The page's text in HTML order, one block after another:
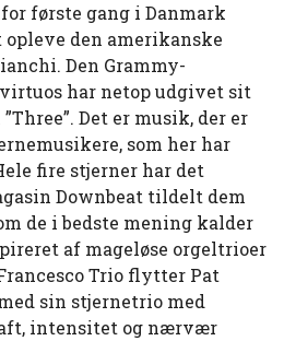
første gang i Danmark
den amerikanske
Den Grammy-
har netop udgivet sit
Det er musik, der er
som her har
fire stjerner har det
Downbeat tildelt dem
de i bedste mening kalder
af mageløse orgeltrioer
Trio flytter Pat
sin stjernetrio med
intensitet og nærvær